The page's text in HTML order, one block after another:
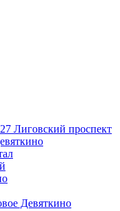
Лиговский проспект
Девяткино